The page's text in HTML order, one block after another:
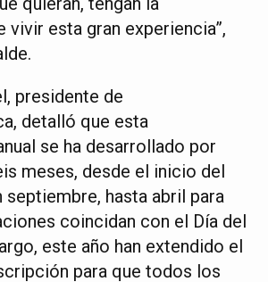
vivir esta gran experiencia”,
presidente de
detalló que esta
se ha desarrollado por
meses, desde el inicio del
septiembre, hasta abril para
coincidan con el Día del
este año han extendido el
para que todos los